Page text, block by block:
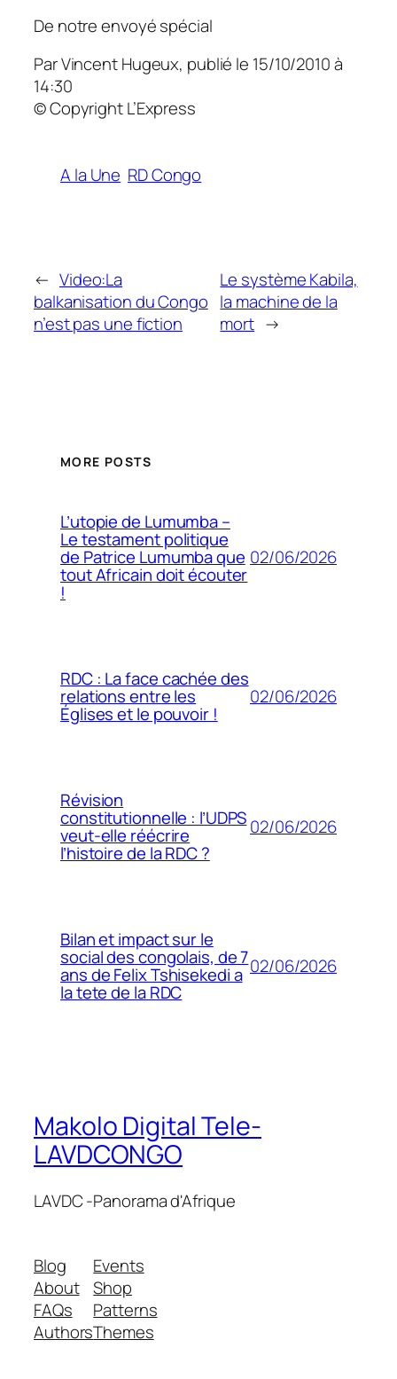
De notre envoyé spécial
Par Vincent Hugeux, publié le 15/10/2010 à
14:30
© Copyright L’Express
A la Une RD Congo
← Video:La
balkanisation du Congo
n’est pas une fiction
Le système Kabila,
la machine de la
mort →
MORE POSTS
L’utopie de Lumumba –
Le testament politique
de Patrice Lumumba que
tout Africain doit écouter
!
02/06/2026
RDC : La face cachée des
relations entre les
Églises et le pouvoir !
02/06/2026
Révision
constitutionnelle : l’UDPS
veut-elle réécrire
l’histoire de la RDC ?
02/06/2026
Bilan et impact sur le
social des congolais, de 7
ans de Felix Tshisekedi a
la tete de la RDC
02/06/2026
Makolo Digital Tele-
LAVDCONGO
LAVDC -Panorama d'Afrique
Blog
About
FAQs
Authors
Events
Shop
Patterns
Themes